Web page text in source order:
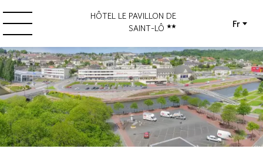
HÔTEL LE PAVILLON DE
SAINT-LÔ
Fr